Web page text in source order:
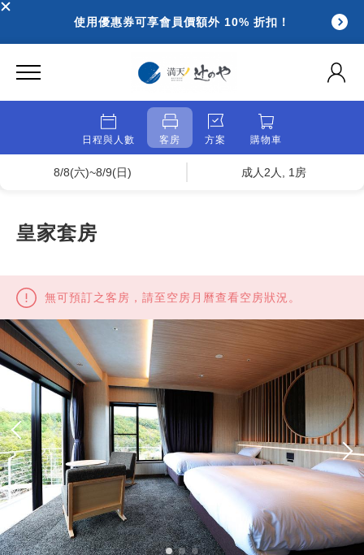
使用優惠券可享會員價額外 10% 折扣！
日程與人數 客房 方案 購物車
8/8(六)~8/9(日) 成人2人, 1房
皇家套房
無可預訂之客房，請至空房月曆查看空房狀況。